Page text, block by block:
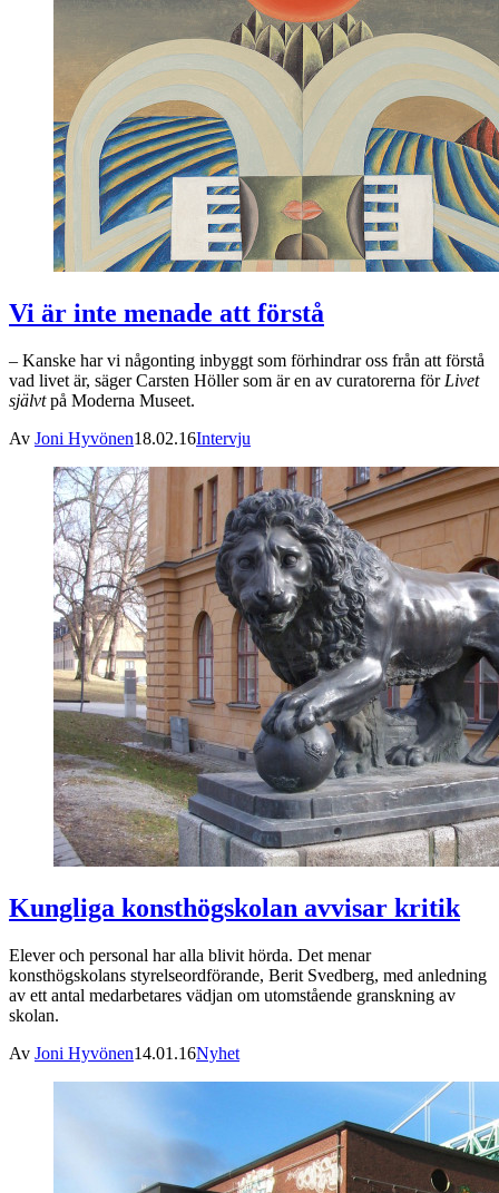
Vi är inte menade att förstå
– Kanske har vi någonting inbyggt som förhindrar oss från att förstå
vad livet är, säger Carsten Höller som är en av curatorerna för Livet
självtpå Moderna Museet.
Av Joni Hyvönen18.02.16Intervju
Kungliga konsthögskolan avvisar kritik
Elever och personal har alla blivit hörda. Det menar
konsthögskolans styrelseordförande, Berit Svedberg, med anledning
av ett antal medarbetares vädjan om utomstående granskning av
skolan.
Av Joni Hyvönen14.01.16Nyhet